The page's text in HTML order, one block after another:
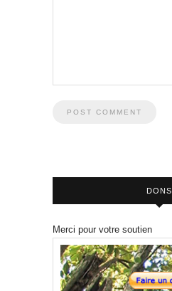
DONS
Merci pour votre soutien